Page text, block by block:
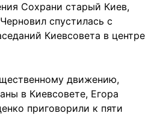
Сохрани старый Киев,
спустилась с
Киевсовета в центре
движению,
в Киевсовете, Егора
приговорили к пяти